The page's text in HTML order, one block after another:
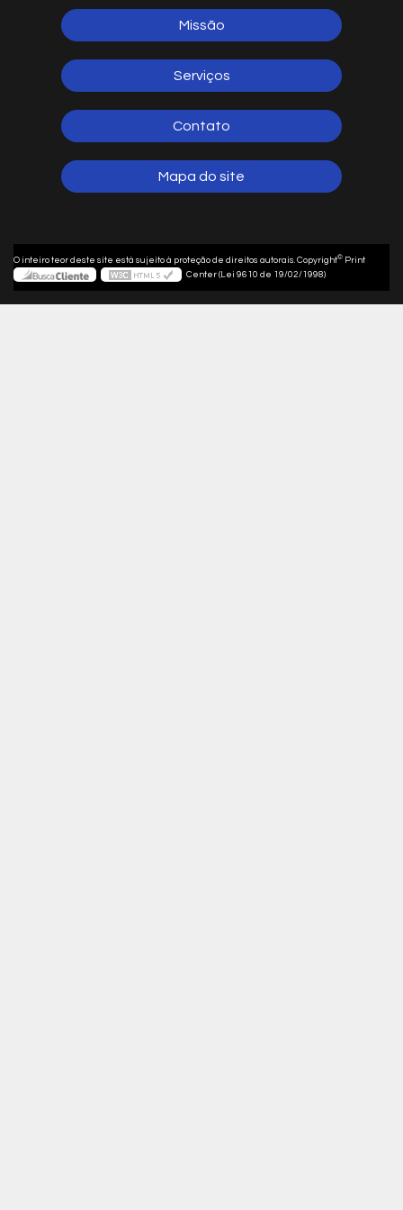
Missão
Serviços
Contato
Mapa do site
O inteiro teor deste site está sujeito à proteção de direitos autorais. Copyright© Print
Center (Lei 9610 de 19/02/1998)